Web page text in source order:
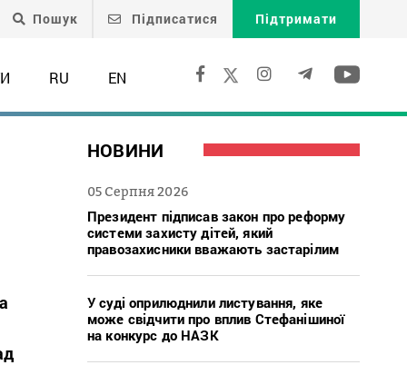
Пошук Підписатися Підтримати
RU EN
НОВИНИ
05 Серпня 2026
Президент підписав закон про реформу
системи захисту дітей, який
правозахисники вважають застарілим
У суді оприлюднили листування, яке
може свідчити про вплив Стефанішиної
на конкурс до НАЗК